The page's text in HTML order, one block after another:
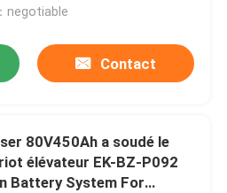
negotiable
Contact
80V450Ah a soudé le
élévateur EK-BZ-P092
Battery System For